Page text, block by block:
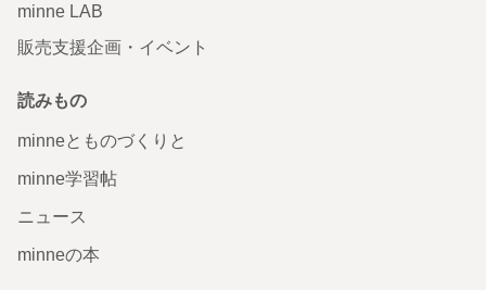
minne LAB
販売支援企画・イベント
読みもの
minneとものづくりと
minne学習帖
ニュース
minneの本